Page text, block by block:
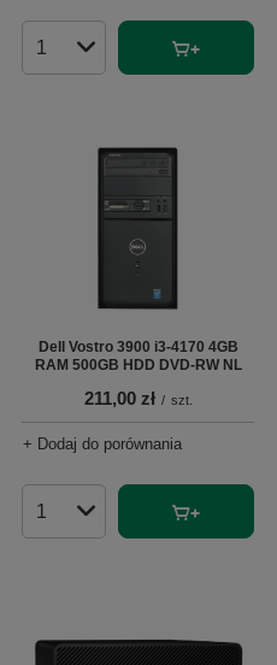
Ilość produktów
Dell Vostro 3900 i3-4170 4GB
RAM 500GB HDD DVD-RW NL
211,00 zł / szt.
+ Dodaj do porównania
Ilość produktów